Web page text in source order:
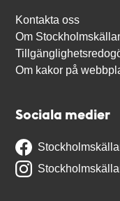
Kontakta oss
Om
Om kakor på
Sociala medier